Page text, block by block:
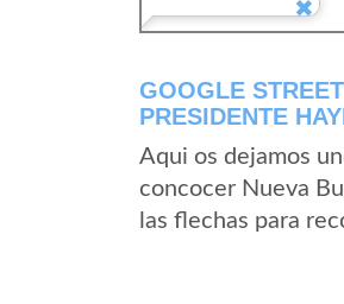
GOOGLE
PRESIDENTE
Aqui os dejamos
concocer Nueva
las flechas para